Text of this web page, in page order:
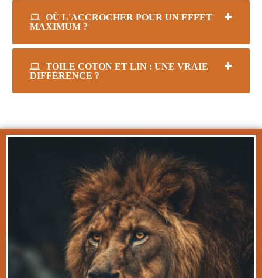
OÙ L'ACCROCHER POUR UN EFFET
MAXIMUM ?
TOILE COTON ET LIN : UNE VRAIE
DIFFÉRENCE ?